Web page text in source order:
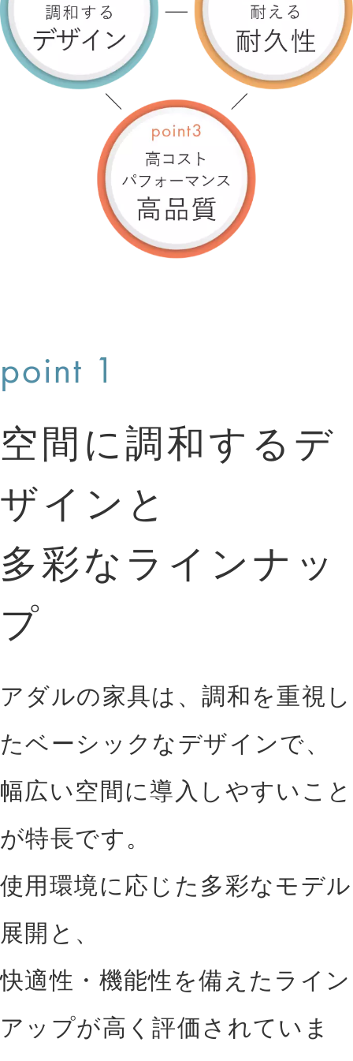
空間に調和するデ
ザインと
多彩なラインナッ
プ
アダルの家具は、調和を重視し
たベーシックなデザインで、
幅広い空間に導入しやすいこと
が特長です。
使用環境に応じた多彩なモデル
展開と、
快適性・機能性を備えたライン
アップが高く評価されていま